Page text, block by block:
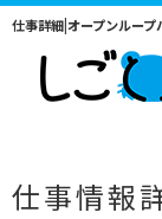
仕事詳細|オープンループ
仕事情報